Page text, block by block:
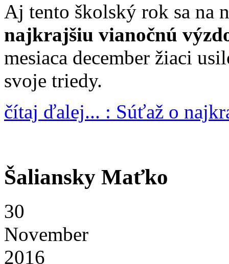
Aj tento školský rok sa na
najkrajšiu vianočnú
mesiaca december žiaci
svoje triedy.
čítaj ďalej... : Súťaž o
Šaliansky Maťko
30
November
2016